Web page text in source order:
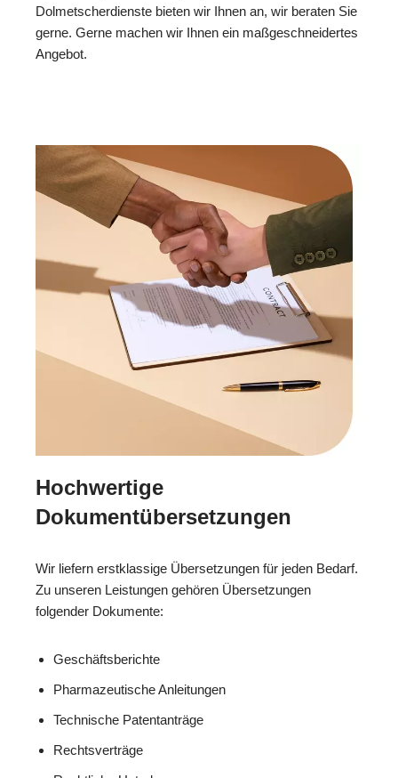
Dolmetscherdienste bieten wir Ihnen an, wir beraten Sie
gerne. Gerne machen wir Ihnen ein maßgeschneidertes
Angebot.
Hochwertige
Dokumentübersetzungen
Wir liefern erstklassige Übersetzungen für jeden Bedarf.
Zu unseren Leistungen gehören Übersetzungen
folgender Dokumente:
Geschäftsberichte
Pharmazeutische Anleitungen
Technische Patentanträge
Rechtsverträge